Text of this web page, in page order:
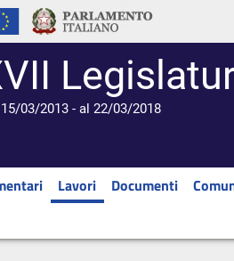
03/2013 - al 22/03/2018
Lavori Documenti